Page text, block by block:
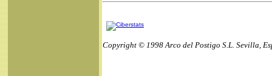
Copyright © 1998 Arco del Postigo S.L. Sevilla,